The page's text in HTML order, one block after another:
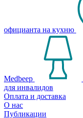
официанта на кухню
Medbeep
для инвалидов
Оплата и доставка
О нас
Публикации